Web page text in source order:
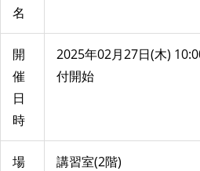
名
開
催
日
時
2025年02月27日(木)
付開始
場
講習室(2階)